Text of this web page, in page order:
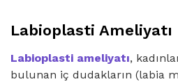
Labioplasti Ameliyatı
Labioplasti ameliyatı,
bulunan iç dudakların (labia